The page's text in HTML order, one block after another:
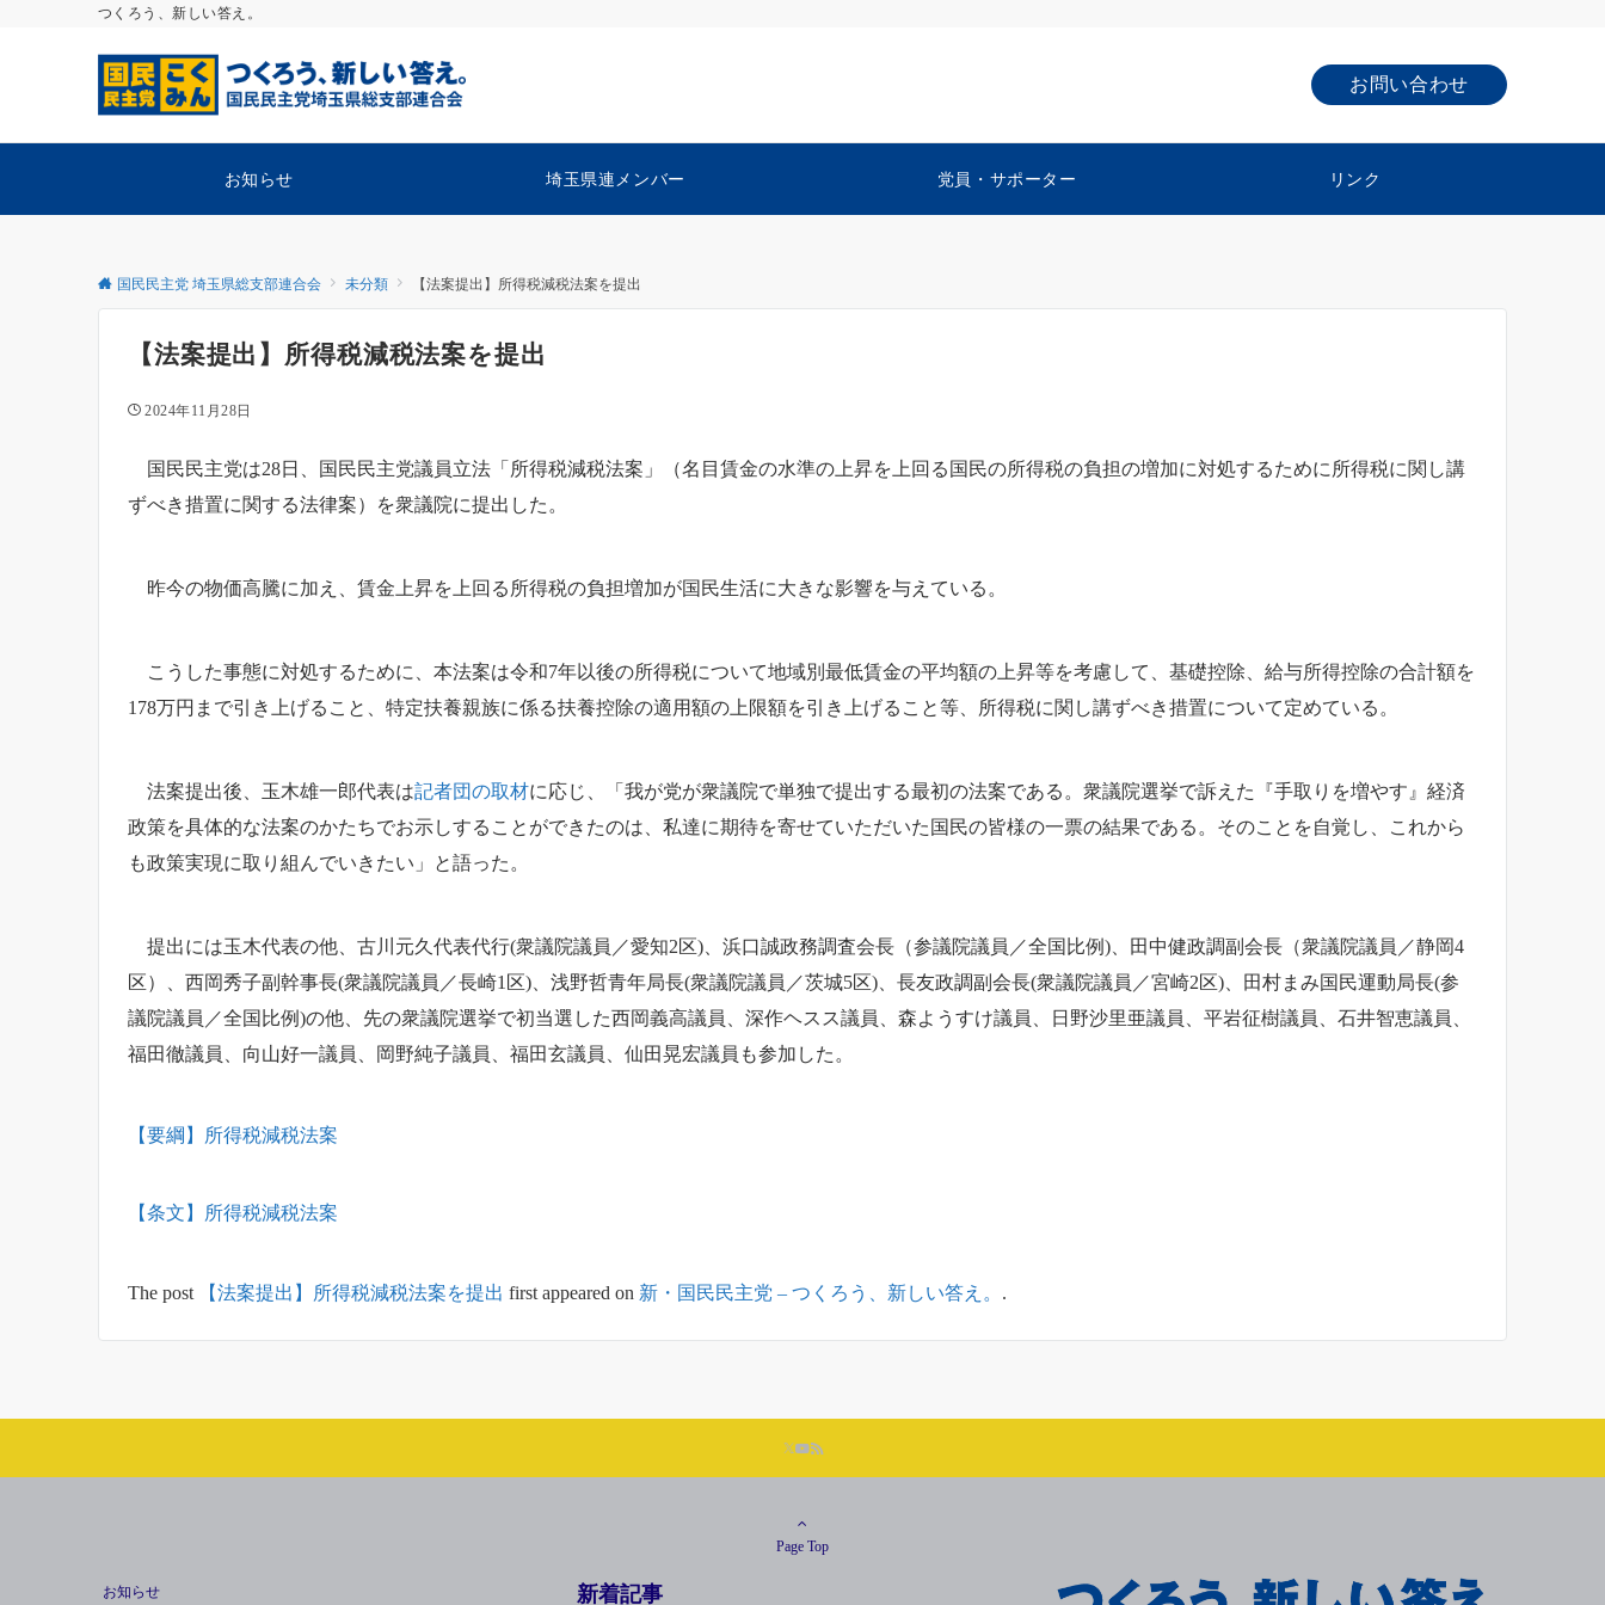
つくろう、新しい答え。
お問い合わせ
お知らせ 埼玉県連メンバー 党員・サポーター リンク
国民民主党 埼玉県総支部連合会 未分類 【法案提出】所得税減税法案を提出
【法案提出】所得税減税法案を提出
2024年11月28日
国民民主党は28日、国民民主党議員立法「所得税減税法案」（名目賃金の水準の上昇を上回る国民の所得税の負担の増加に対処するために所得税に関し講
ずべき措置に関する法律案）を衆議院に提出した。
昨今の物価高騰に加え、賃金上昇を上回る所得税の負担増加が国民生活に大きな影響を与えている。
こうした事態に対処するために、本法案は令和7年以後の所得税について地域別最低賃金の平均額の上昇等を考慮して、基礎控除、給与所得控除の合計額を
178万円まで引き上げること、特定扶養親族に係る扶養控除の適用額の上限額を引き上げること等、所得税に関し講ずべき措置について定めている。
法案提出後、玉木雄一郎代表は記者団の取材に応じ、「我が党が衆議院で単独で提出する最初の法案である。衆議院選挙で訴えた『手取りを増やす』経済
政策を具体的な法案のかたちでお示しすることができたのは、私達に期待を寄せていただいた国民の皆様の一票の結果である。そのことを自覚し、これから
も政策実現に取り組んでいきたい」と語った。
提出には玉木代表の他、古川元久代表代行(衆議院議員／愛知2区)、浜口誠政務調査会長（参議院議員／全国比例)、田中健政調副会長（衆議院議員／静岡4
区）、西岡秀子副幹事長(衆議院議員／長崎1区)、浅野哲青年局長(衆議院議員／茨城5区)、長友政調副会長(衆議院議員／宮崎2区)、田村まみ国民運動局長(参
議院議員／全国比例)の他、先の衆議院選挙で初当選した西岡義高議員、深作ヘスス議員、森ようすけ議員、日野沙里亜議員、平岩征樹議員、石井智恵議員、
福田徹議員、向山好一議員、岡野純子議員、福田玄議員、仙田晃宏議員も参加した。
【要綱】所得税減税法案
【条文】所得税減税法案
The post 【法案提出】所得税減税法案を提出 first appeared on 新・国民民主党 – つくろう、新しい答え。 .
Page Top
お知らせ 新着記事